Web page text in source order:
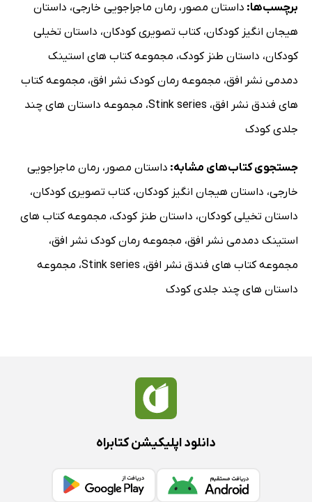
برچسب‌ها: داستان مصور ، رمان ماجراجویی خارجی، داستان
هیجان انگیز کودکان،کتاب تصویری کودکان، داستان تخیلی
کودکان، داستان طنز کودک، مجموعه کتاب های استینک
دمدمی نشر افق، مجموعه رمان کودک نشر افق، مجموعه کتاب
های فندق نشر افق، Stink series، مجموعه داستان های چند
جلدی کودک
جستجوی کتاب‌های مشابه: داستان مصور ، رمان ماجراجویی
خارجی، داستان هیجان انگیز کودکان،کتاب تصویری کودکان،
داستان تخیلی کودکان، داستان طنز کودک، مجموعه کتاب های
استینک دمدمی نشر افق، مجموعه رمان کودک نشر افق،
مجموعه کتاب های فندق نشر افق، Stink series، مجموعه
داستان های چند جلدی کودک
دانلود اپلیکیشن کتابراه